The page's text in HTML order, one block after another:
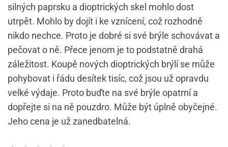
silných paprsku a dioptrických skel mohlo dost
utrpět. Mohlo by dojít i ke vznícení, což rozhodně
nikdo nechce. Proto je dobré si své brýle schovávat a
pečovat o ně. Přece jenom je to podstatně drahá
záležitost. Koupě nových dioptrických brýlí se může
pohybovat i řádu desítek tisíc, což jsou už opravdu
velké výdaje. Proto buďte na své brýle opatrní a
dopřejte si na ně pouzdro. Může být úplně obyčejné.
Jeho cena je už zanedbatelná.